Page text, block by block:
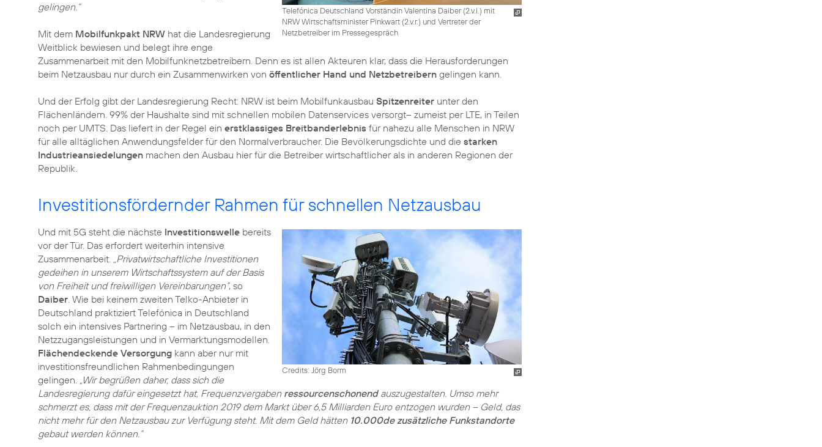
Telefónica Deutschland Vorständin Valentina Daiber (2.v.l.) mit
NRW Wirtschaftsminister Pinkwart (2.v.r.) und Vertreter der
Netzbetreiber im Pressegespräch
gelingen.“
Mit dem Mobilfunkpakt NRW hat die Landesregierung
Weitblick bewiesen und belegt ihre enge
Zusammenarbeit mit den Mobilfunknetzbetreibern. Denn es ist allen Akteuren klar, dass die Herausforderungen
beim Netzausbau nur durch ein Zusammenwirken von öffentlicher Hand und Netzbetreibern gelingen kann.
Und der Erfolg gibt der Landesregierung Recht: NRW ist beim Mobilfunkausbau Spitzenreiter unter den
Flächenländern. 99% der Haushalte sind mit schnellen mobilen Datenservices versorgt– zumeist per LTE, in Teilen
noch per UMTS. Das liefert in der Regel ein erstklassiges Breitbanderlebnis für nahezu alle Menschen in NRW
für alle alltäglichen Anwendungsfelder für den Normalverbraucher. Die Bevölkerungsdichte und die starken
Industrieansiedelungen machen den Ausbau hier für die Betreiber wirtschaftlicher als in anderen Regionen der
Investitionsfördernder Rahmen für schnellen Netzausbau
Credits: Jörg Borm
Und mit 5G steht die nächste Investitionswelle bereits
vor der Tür. Das erfordert weiterhin intensive
Zusammenarbeit. „Privatwirtschaftliche Investitionen
gedeihen in unserem Wirtschaftssystem auf der Basis
von Freiheit und freiwilligen Vereinbarungen“, so
Daiber. Wie bei keinem zweiten Telko-Anbieter in
Deutschland praktiziert Telefónica in Deutschland
solch ein intensives Partnering – im Netzausbau, in den
Netzzugangsleistungen und in Vermarktungsmodellen.
Flächendeckende Versorgung kann aber nur mit
investitionsfreundlichen Rahmenbedingungen
gelingen. „Wir begrüßen daher, dass sich die
Landesregierung dafür eingesetzt hat, Frequenzvergaben ressourcenschonendauszugestalten. Umso mehr
schmerzt es, dass mit der Frequenzauktion 2019 dem Markt über 6,5 Milliarden Euro entzogen wurden – Geld, das
nicht mehr für den Netzausbau zur Verfügung steht. Mit dem Geld hätten 10.000de zusätzliche Funkstandorte
gebaut werden können.“